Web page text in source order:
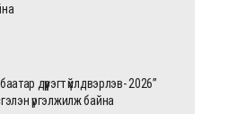
чимэг
дүүрэгт үйлдвэрлэв- 2026”
үргэлжилж байна